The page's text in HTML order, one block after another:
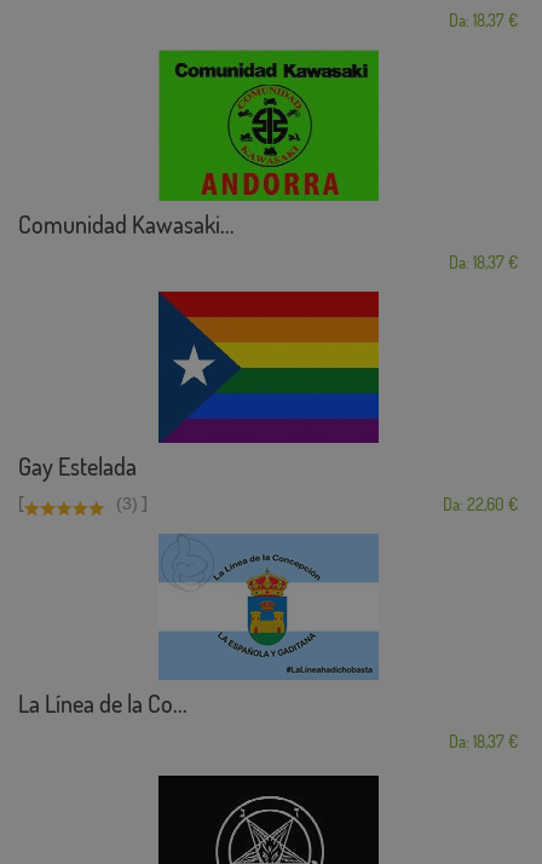
Da: 18,37 €
Comunidad Kawasaki...
Da: 18,37 €
Gay Estelada
[ (3) ] Da: 22,60 €
La Línea de la Co...
Da: 18,37 €